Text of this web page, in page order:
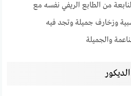
النابعة من الطابع الريفي نفسه مع
وزخارف جميلة وتجد فيه
والجميلة